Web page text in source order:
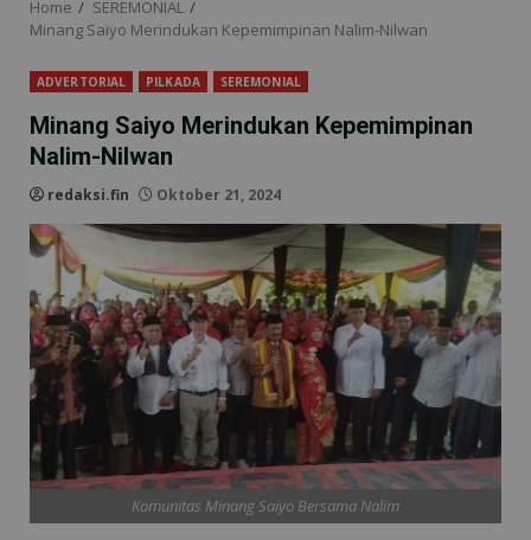
Home
SEREMONIAL
Minang Saiyo Merindukan Kepemimpinan Nalim-Nilwan
ADVERTORIAL PILKADA SEREMONIAL
Minang Saiyo Merindukan Kepemimpinan
Nalim-Nilwan
redaksi.fin Oktober 21, 2024
Komunitas Minang Saiyo Bersama Nalim